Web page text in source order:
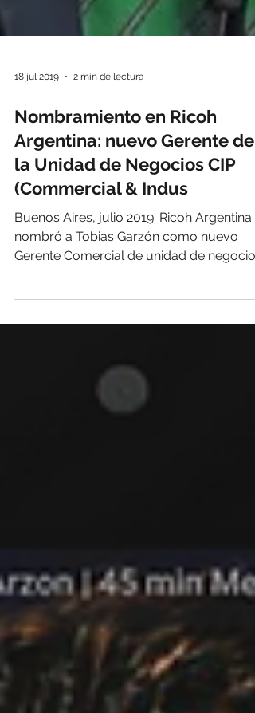
18 jul 2019 2 min de lectura
Nombramiento en Ricoh
Argentina: nuevo Gerente de
la Unidad de Negocios CIP
(Commercial & Indus
Buenos Aires, julio 2019. Ricoh Argentina
nombró a Tobias Garzón como nuevo